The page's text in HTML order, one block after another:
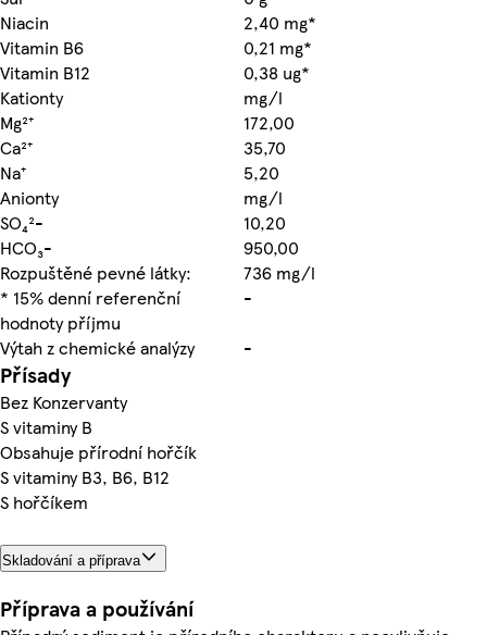
Niacin
2,40 mg*
Vitamin B6
0,21 mg*
Vitamin B12
0,38 ug*
Kationty
mg/l
Mg²⁺
172,00
Ca²⁺
35,70
Na⁺
5,20
Anionty
mg/l
SO₄²-
10,20
HCO₃-
950,00
Rozpuštěné pevné látky:
736 mg/l
* 15% denní referenční
hodnoty příjmu
-
Výtah z chemické analýzy
-
Přísady
Bez Konzervanty
S vitaminy B
Obsahuje přírodní hořčík
S vitaminy B3, B6, B12
S hořčíkem
Skladování a příprava
Příprava a používání